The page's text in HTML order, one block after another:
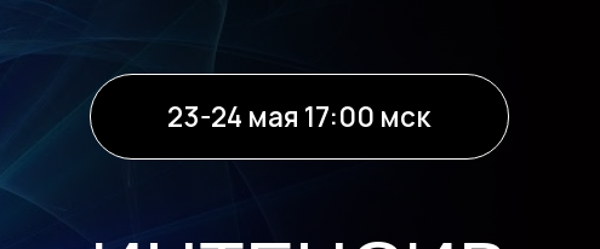
ИНТЕНСИВ
23-24 мая 17:00 мск